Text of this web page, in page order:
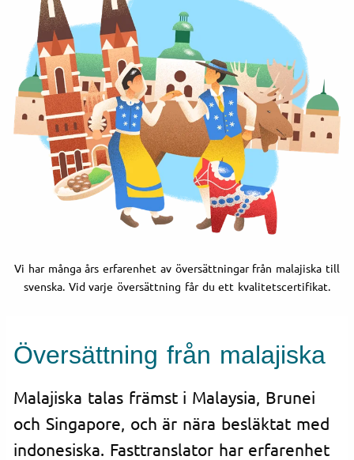
Vi har många års erfarenhet av översättningar från malajiska till
svenska. Vid varje översättning får du ett kvalitetscertifikat.
Översättning från malajiska
Malajiska talas främst i Malaysia, Brunei
och Singapore, och är nära besläktat med
indonesiska. Fasttranslator har erfarenhet